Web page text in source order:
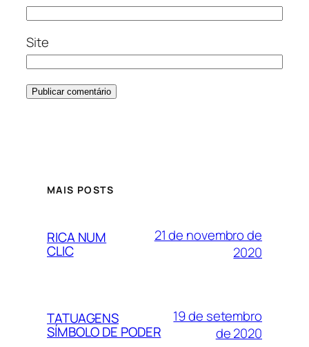
Site
MAIS POSTS
RICA NUM
CLIC
21 de novembro de
2020
TATUAGENS
SÍMBOLO DE PODER
19 de setembro
de 2020